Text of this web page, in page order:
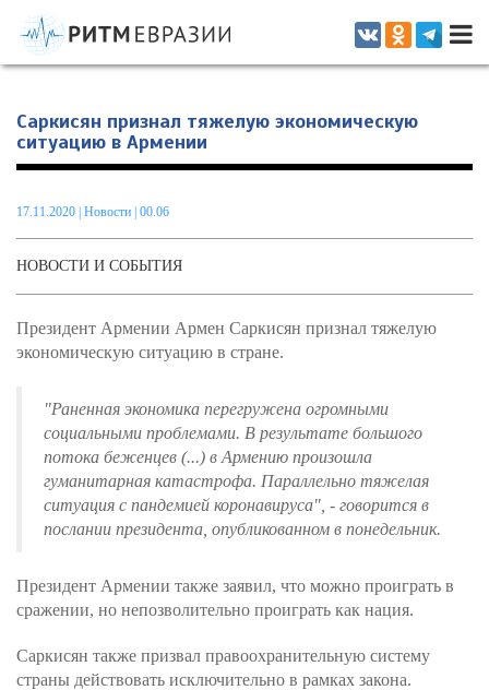
Информационно-аналитическое издание, посвященное актуальным
проблемам интеграции на постсоветском пространстве
Саркисян признал тяжелую экономическую
ситуацию в Армении
17.11.2020 Новости | 00.06
НОВОСТИ И СОБЫТИЯ
Президент Армении Армен Саркисян признал тяжелую
экономическую ситуацию в стране.
"Раненная экономика перегружена огромными
социальными проблемами. В результате большого
потока беженцев (...) в Армению произошла
гуманитарная катастрофа. Параллельно тяжелая
ситуация с пандемией коронавируса", - говорится в
послании президента, опубликованном в понедельник.
Президент Армении также заявил, что можно проиграть в
сражении, но непозволительно проиграть как нация.
Саркисян также призвал правоохранительную систему
страны действовать исключительно в рамках закона.